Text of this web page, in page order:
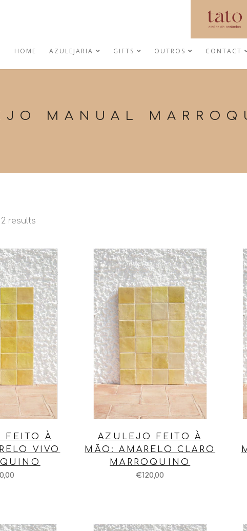
HOME AZULEJARIA GIFTS OUTROS CONTACT
MANUAL
results
FEITO À
VIVO
AZULEJO FEITO À
MÃO: AMARELO CLARO
MARROQUINO
€120,00